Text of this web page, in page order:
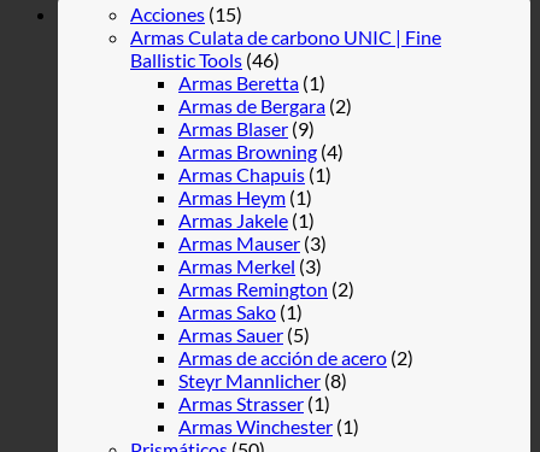
Acciones (15)
Armas Culata de carbono UNIC | Fine
Ballistic Tools (46)
Armas Beretta (1)
Armas de Bergara (2)
Armas Blaser (9)
Armas Browning (4)
Armas Chapuis (1)
Armas Heym (1)
Armas Jakele (1)
Armas Mauser (3)
Armas Merkel (3)
Armas Remington (2)
Armas Sako (1)
Armas Sauer (5)
Armas de acción de acero (2)
Steyr Mannlicher (8)
Armas Strasser (1)
Armas Winchester (1)